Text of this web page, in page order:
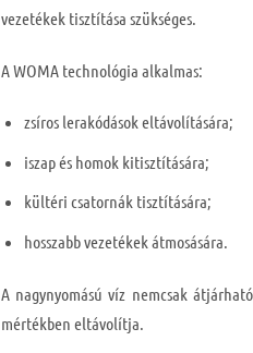
vezetékek tisztítása szükséges.
A WOMA technológia alkalmas:
zsíros lerakódások eltávolítására;
iszap és homok kitisztítására;
kültéri csatornák tisztítására;
hosszabb vezetékek átmosására.
A nagynyomású víz nemcsak
mértékben eltávolítja.